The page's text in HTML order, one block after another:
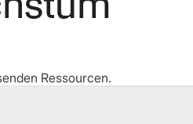
Ressourcen.